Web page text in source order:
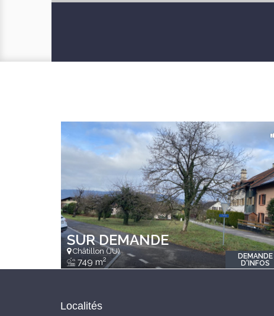
SUR DEMANDE
Châtillon (JU)
749 m2
DEMANDE
D'INFOS
Localités